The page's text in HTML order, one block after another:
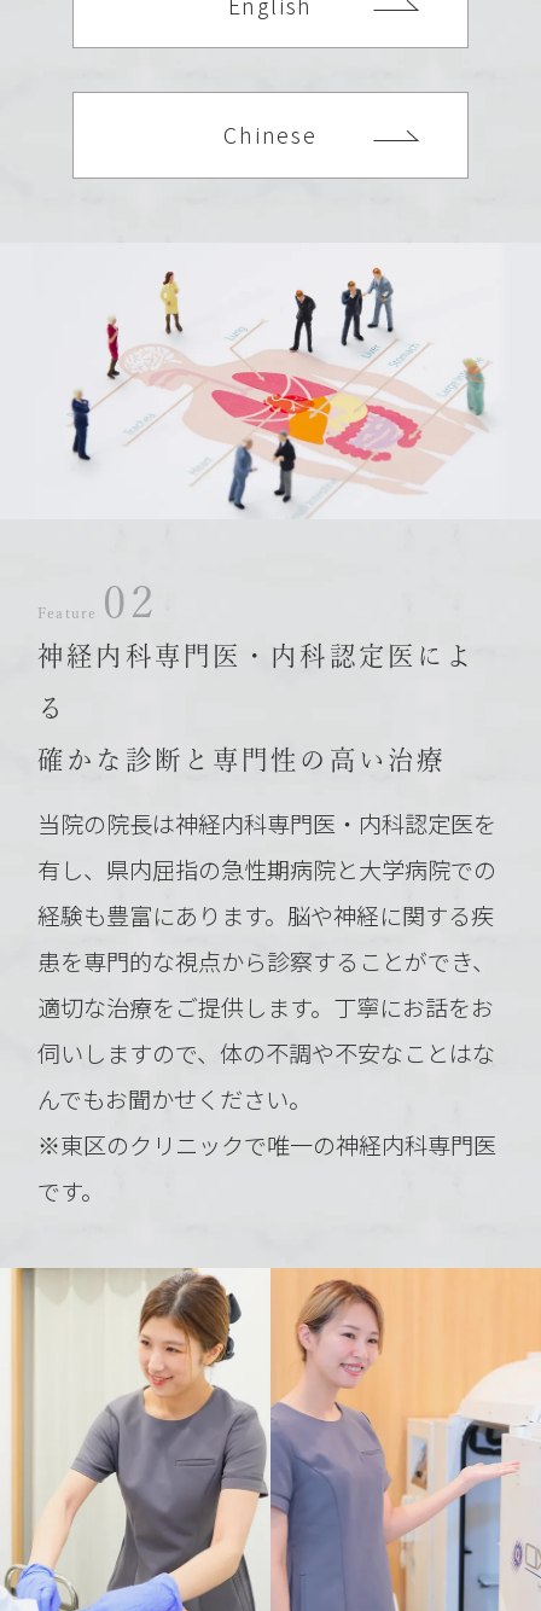
Chinese
Feature 02
神経内科専門医・内科認定医によ
る
確かな診断と専門性の高い治療
当院の院長は神経内科専門医・内科認定医を
有し、 県内屈指の急性期病院と大学病院での
経験も豊富にあります。 脳や神経に関する疾
患を専門的な視点から診察することができ、
適切な治療をご提供します。 丁寧にお話をお
伺いしますので、体の不調や不安なことはな
んでもお聞かせください。
※東区のクリニックで唯一の神経内科専門医
です。